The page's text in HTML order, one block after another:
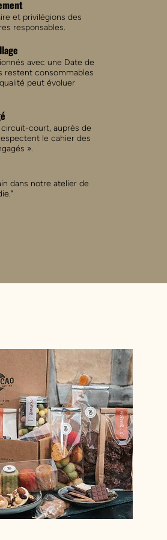
et privilégions des
responsables.
avec une Date de
restent consommables
peut évoluer
circuit-court, auprès de
le cahier des
».
dans notre atelier de